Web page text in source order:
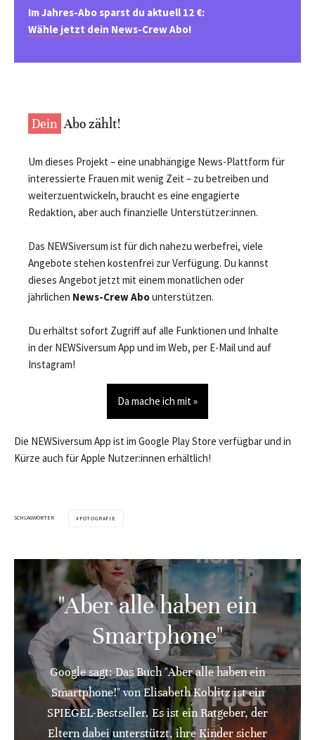
Im Jahres-Abo sparst du aktuell 12 €:
Wähle jetzt dein News-Crew Abo!
Dein Abo zählt!
Um dieses Projekt – eine unabhängige News-Plattform für
interessierte Frauen mit wenig Zeit – zu betreiben und
weiterzuentwickeln, braucht es eine engagierte
Redaktion, aber auch finanzielle Unterstützer:innen.
Das NEWSiversum ist für dich nahezu werbefrei, viele
Angebote stehen kostenfrei zur Verfügung. Du kannst
dieses Angebot jetzt mit einem monatlichen oder
jährlichen News-Crew Abounterstützen.
Du erhältst sofort Zugriff auf alle Funktionen und Inhalte
in der NEWSiversum App und im Web, per E-Mail und auf
Instagram!
Da mache ich mit »
Die NEWSiversum App ist im Google Play Store verfügbar und in
Kürze auch für Apple Nutzer:innen erhältlich!
SCHLAGWÖRTER FOTOGRAFIE
"Aber alle haben ein
Smartphone"
Google sagt: Das Buch "Aber alle haben ein
Smartphone!" von Elisabeth Koblitz ist ein
SPIEGEL-Bestseller. Es ist ein Ratgeber, der
Eltern dabei unterstützt, ihre Kinder sicher